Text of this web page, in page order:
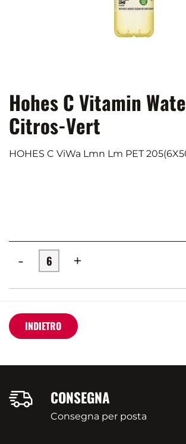
Hohes C Vitamin
Citros-Vert
HOHES C ViWa Lmn Lm PET
- +
INDIETRO
CONSEGNA
Consegna per posta